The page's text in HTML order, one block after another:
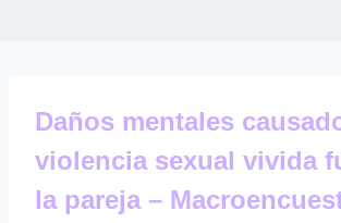
Daños mentales
violencia sexual vivida
la pareja –